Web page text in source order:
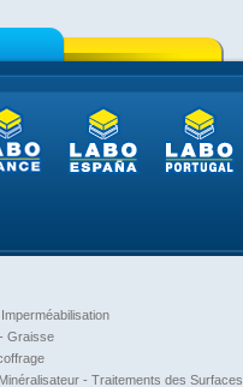
Graisse
- Traitements des Surfaces